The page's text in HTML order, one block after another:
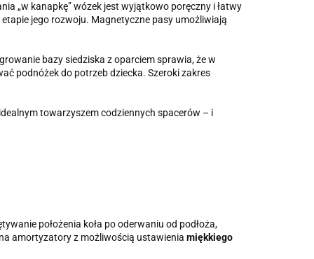
„w kanapkę” wózek jest wyjątkowo poręczny i łatwy
jego rozwoju. Magnetyczne pasy umożliwiają
bazy siedziska z oparciem sprawia, że w
podnóżek do potrzeb dziecka. Szeroki zakres
towarzyszem codziennych spacerów – i
położenia koła po oderwaniu od podłoża,
amortyzatory z możliwością ustawienia miękkiego